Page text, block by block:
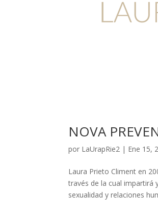
NOVA
por LaUrapRie2 | Ene 15,
Laura Prieto Climent en
través de la cual impartirá
sexualidad y relaciones